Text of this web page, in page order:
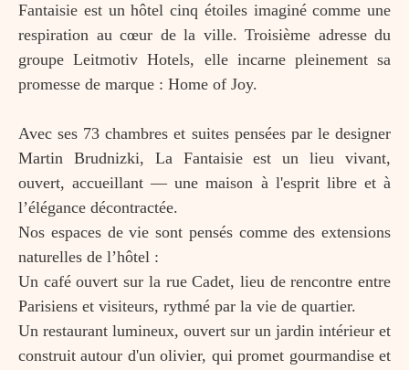
Fantaisie est un hôtel cinq étoiles imaginé comme une
respiration au cœur de la ville. Troisième adresse du
groupe Leitmotiv Hotels, elle incarne pleinement sa
promesse de marque : Home of Joy.
Avec ses 73 chambres et suites pensées par le designer
Martin Brudnizki, La Fantaisie est un lieu vivant,
ouvert, accueillant — une maison à l'esprit libre et à
l’élégance décontractée.
Nos espaces de vie sont pensés comme des extensions
naturelles de l’hôtel :
Un café ouvert sur la rue Cadet, lieu de rencontre entre
Parisiens et visiteurs, rythmé par la vie de quartier.
Un restaurant lumineux, ouvert sur un jardin intérieur et
construit autour d'un olivier, qui promet gourmandise et